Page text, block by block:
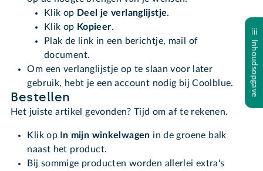
Klik op Deel je verlanglijstje.
Klik op Kopieer.
Plak de link in een berichtje, mail of
document.
Om een verlanglijstje op te slaan voor later
gebruik, hebt je een account nodig bij Coolblue.
Bestellen
Het juiste artikel gevonden? Tijd om af te rekenen.
Klik op I n mijn winkelwagen in de groene balk
naast het product.
Bij sommige producten worden allerlei extra's
Inhoudsopgave